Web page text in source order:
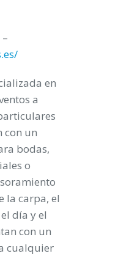
en
a
con un
bodas,
o
la carpa, el
día y el
con un
cualquier